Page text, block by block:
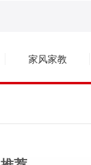
家风家教
【深度】让中医药走
【深度】捐献血液 分
【深度】以妇女健康
【深度】爱眼日——
【深度】世界无烟
【深度】计生协 齐动
【深度】健康社区助
【深度】签而有约 共
【深度】致敬新时代“
【深度】生命教育 “